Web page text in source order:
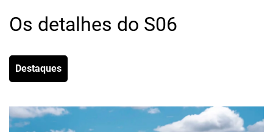
Os detalhes do S06
Destaques